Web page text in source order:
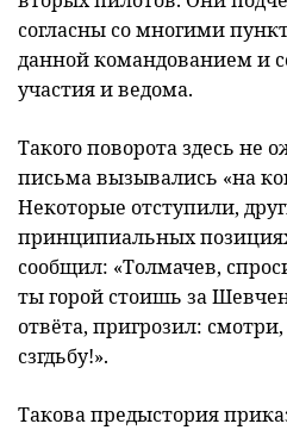
согласны со многими
данной командованием и
участия и ведома.
Такого поворота здесь не
письма вызывались «на
Некоторые отступили,
принципиальных
сообщил: «Толмачев,
ты горой стоишь за
отвёта, пригрозил:
сзгдьбу!».
Такова предыстория